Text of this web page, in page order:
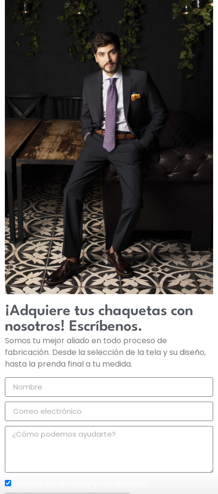
¡Adquiere tus chaquetas con
nosotros! Escríbenos.
Somos tu mejor aliado en todo proceso de
fabricación. Desde la selección de la tela y su diseño,
hasta la prenda final a tu medida.